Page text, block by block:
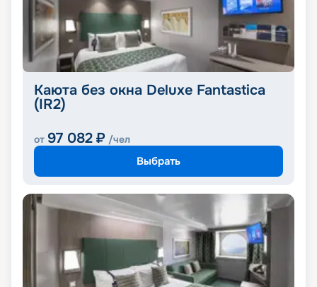
Каюта без окна Deluxe Fantastica
(IR2)
от 97 082 ₽ /чел
Выбрать